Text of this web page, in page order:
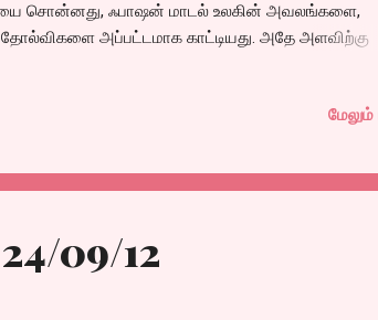
சொன்னது, ஃபாஷன் மாடல் உலகின் அவலங்களை,
அப்பட்டமாக காட்டியது. அதே அளவிற்கு
கொஞ்சம் ஆர்வம் எகிறத்தான் செய்தது.
மேலும்
09/12